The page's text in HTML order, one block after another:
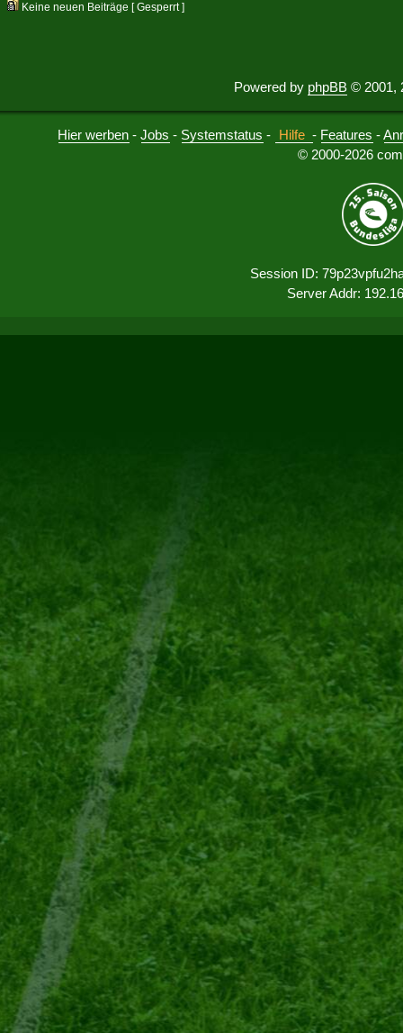
Keine neuen Beiträge [ Gesperrt ]
Powered by phpBB © 2001,
Hier werben -Jobs - Systemstatus - Hilfe - Features -
© 2000-2026
Session ID:
Server Addr: